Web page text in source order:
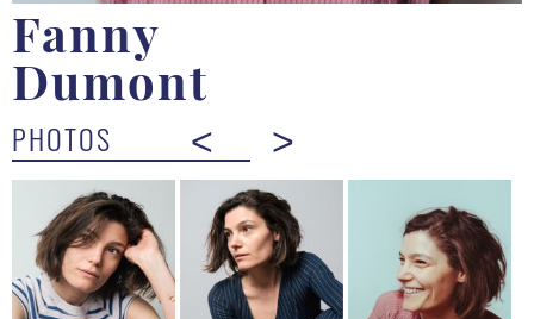
Fanny
Dumont
PHOTOS < >